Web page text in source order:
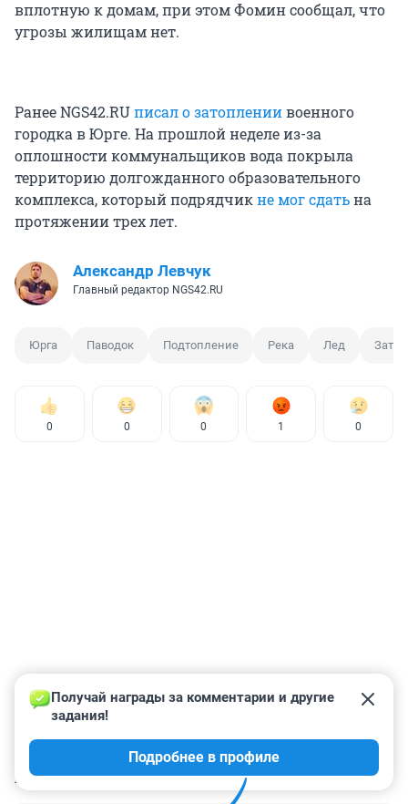
вплотную к домам, при этом Фомин сообщал, что
угрозы жилищам нет.
Ранее NGS42.RUписал о затоплениивоенного
городка в Юрге. На прошлой неделе из-за
оплошности коммунальщиков вода покрыла
территорию долгожданного образовательного
комплекса, который подрядчикне мог сдатьна
протяжении трех лет.
Александр Левчук
Главный редактор NGS42.RU
Юрга Паводок Подтопление Река Лед Затор
0 0 0 1 0
КОММЕНТАРИИ 2
Получай награды за комментарии и другие
задания!
Подробнее в профиле